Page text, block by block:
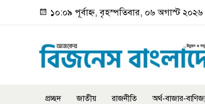
১০:০৯ পূর্বাহ্ন, বৃহস্পতিবার, ০৬ অগাস্ট ২০২৬
প্রচ্ছদ জাতীয় রাজনীতি অর্থ-বাজার-